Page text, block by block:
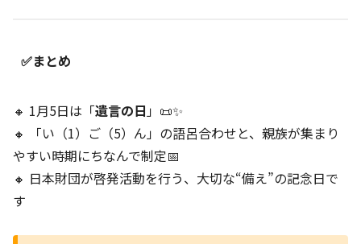
✅まとめ
🔸 1月5日は「遺言の日」📜✨
🔸 「い（1）ご（5）ん」の語呂合わせと、親族が集まり
やすい時期にちなんで制定📅
🔸 日本財団が啓発活動を行う、大切な“備え”の記念日で
す